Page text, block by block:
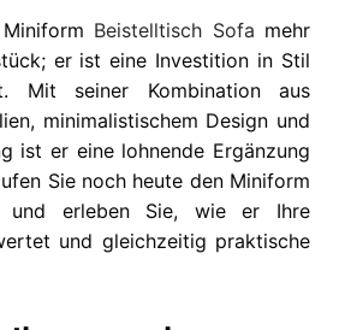
Beistelltisch Sofa mehr
er ist eine Investition in Stil
Mit seiner Kombination aus
minimalistischem Design und
ist er eine lohnende Ergänzung
Sie noch heute den Miniform
und erleben Sie, wie er Ihre
und gleichzeitig praktische